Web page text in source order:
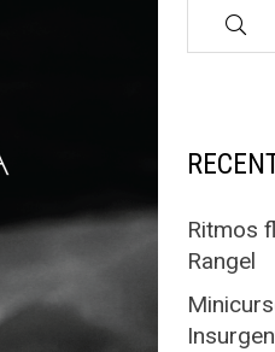
Ritmos
Rangel